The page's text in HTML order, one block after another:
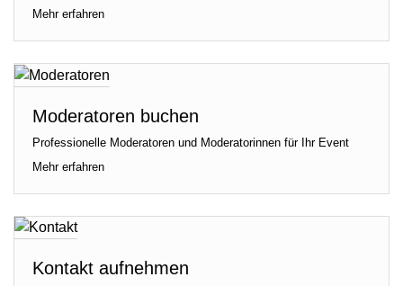
Mehr erfahren
Moderatoren buchen
Professionelle Moderatoren und Moderatorinnen für Ihr Event
Mehr erfahren
Kontakt aufnehmen